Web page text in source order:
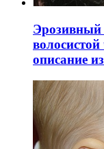
Эрозивный
описание